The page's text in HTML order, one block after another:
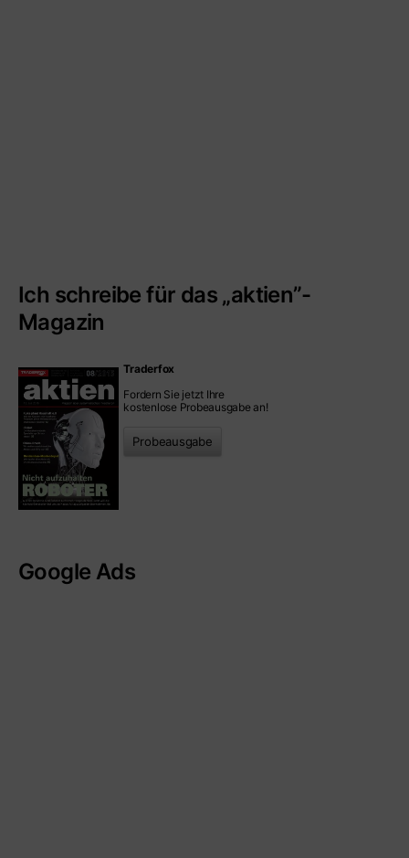
Ich schreibe für das „aktien”-
Magazin
Traderfox
Fordern Sie jetzt Ihre
kostenlose Probeausgabe an!
Probeausgabe
Google Ads